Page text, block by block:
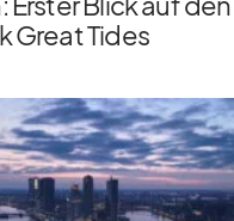
Great Tides